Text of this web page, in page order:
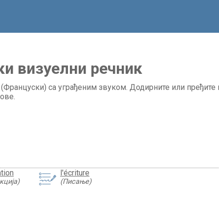
визуелни речник
са уграђеним звуком. Додирните или пређите
l'écriture
(Писање)